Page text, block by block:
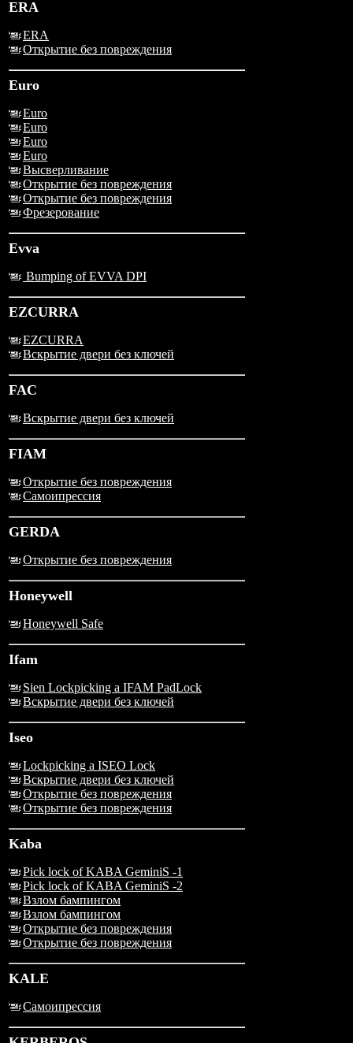
ERA
ERA
Открытие без повреждения
Euro
Euro
Euro
Euro
Euro
Высверливание
Открытие без повреждения
Открытие без повреждения
Фрезерование
Evva
Bumping of EVVA DPI
EZCURRA
EZCURRA
Вскрытие двери без ключей
FAC
Вскрытие двери без ключей
FIAM
Открытие без повреждения
Самоипрессия
GERDA
Открытие без повреждения
Honeywell
Honeywell Safe
Ifam
Sien Lockpicking a IFAM PadLock
Вскрытие двери без ключей
Iseo
Lockpicking a ISEO Lock
Вскрытие двери без ключей
Открытие без повреждения
Открытие без повреждения
Kaba
Pick lock of KABA GeminiS -1
Pick lock of KABA GeminiS -2
Взлом бампингом
Взлом бампингом
Открытие без повреждения
Открытие без повреждения
KALE
Самоипрессия